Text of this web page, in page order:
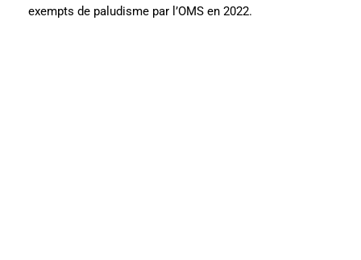
exempts de paludisme par l’OMS en 2022.